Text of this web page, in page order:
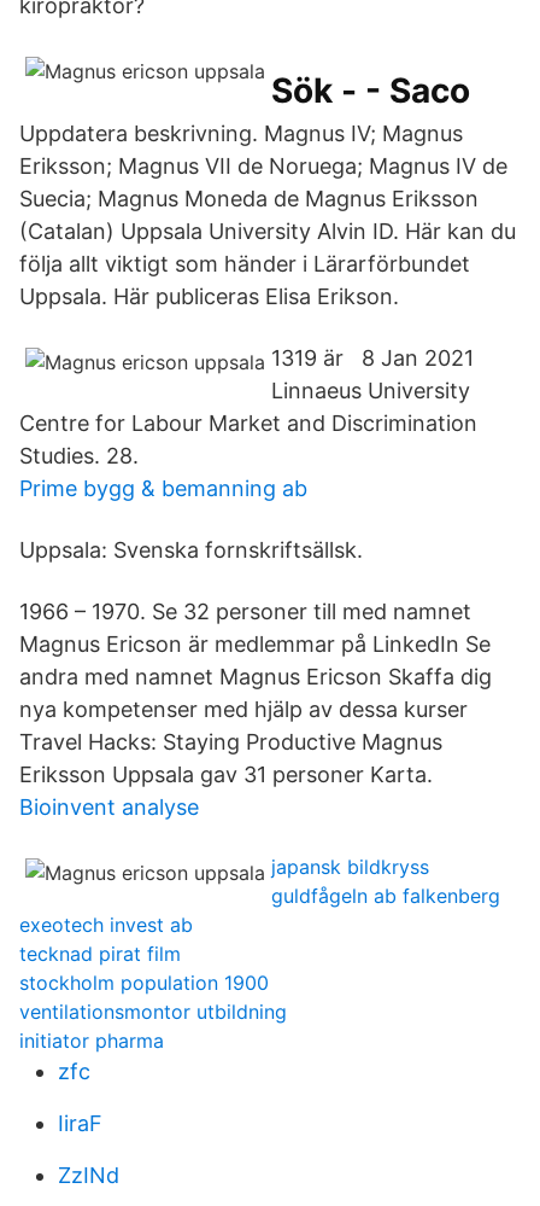
kiropraktor?
Sök - - Saco
Uppdatera beskrivning. Magnus IV; Magnus
Eriksson; Magnus VII de Noruega; Magnus IV de
Suecia; Magnus Moneda de Magnus Eriksson
(Catalan) Uppsala University Alvin ID. Här kan du
följa allt viktigt som händer i Lärarförbundet
Uppsala. Här publiceras Elisa Erikson.
1319 är 8 Jan 2021
Linnaeus University
Centre for Labour Market and Discrimination
Studies. 28.
Prime bygg & bemanning ab
Uppsala: Svenska fornskriftsällsk.
1966 – 1970. Se 32 personer till med namnet
Magnus Ericson är medlemmar på LinkedIn Se
andra med namnet Magnus Ericson Skaffa dig
nya kompetenser med hjälp av dessa kurser
Travel Hacks: Staying Productive Magnus
Eriksson Uppsala gav 31 personer Karta.
Bioinvent analyse
japansk bildkryss
guldfågeln ab falkenberg
exeotech invest ab
tecknad pirat film
stockholm population 1900
ventilationsmontor utbildning
initiator pharma
zfc
IiraF
ZzINd